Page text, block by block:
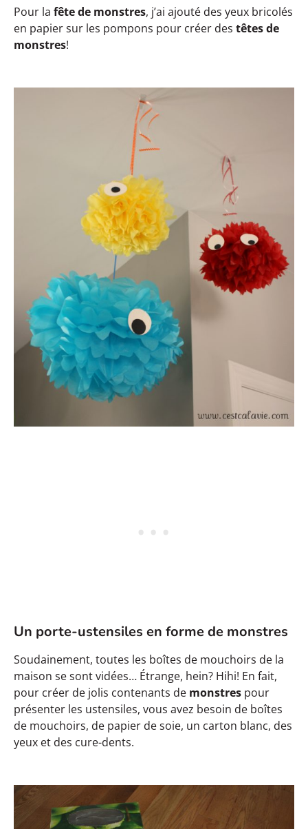
Pour la fête de monstres, j’ai ajouté des yeux bricolés
en papier sur les pompons pour créer des têtes de
monstres!
Un porte-ustensiles en forme de monstres
Soudainement, toutes les boîtes de mouchoirs de la
maison se sont vidées… Étrange, hein? Hihi! En fait,
pour créer de jolis contenants de monstres pour
présenter les ustensiles, vous avez besoin de boîtes
de mouchoirs, de papier de soie, un carton blanc, des
yeux et des cure-dents.